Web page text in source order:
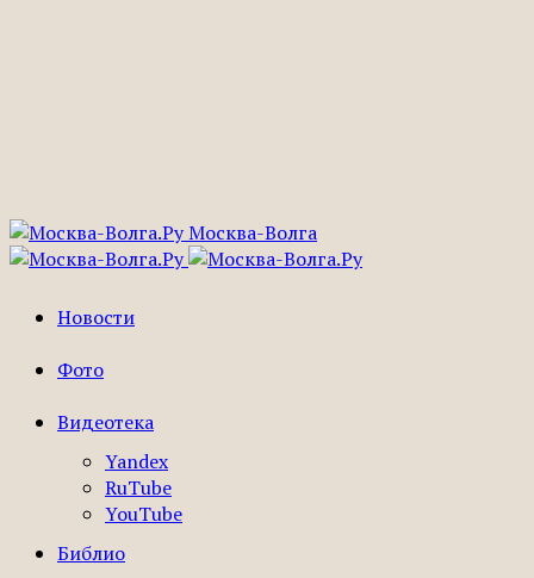
Москва-Волга
Новости
Фото
Видеотека
Yandex
RuTube
YouTube
Библио